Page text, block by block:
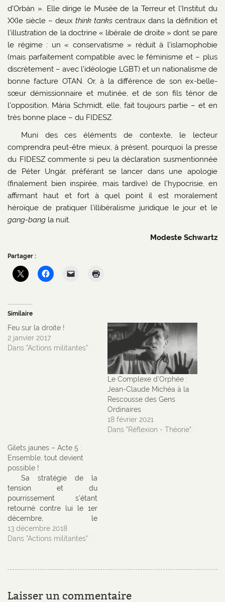
d’Orbán ». Elle dirige le Musée de la Terreur et l’Institut du
XXIe siècle – deuxthink tanks centraux dans la définition et
l’illustration de la doctrine « libérale de droite » dont se pare
le régime : un « conservatisme » réduit à l’islamophobie
(mais parfaitement compatible avec le féminisme et – plus
discrètement – avec l’idéologie LGBT) et un nationalisme de
bonne facture OTAN. Or, à la différence de son ex-belle-
sœur démissionnaire et mutinée, et de son fils ténor de
l’opposition, Mária Schmidt, elle, fait toujours partie – et en
très bonne place – du FIDESZ.
Muni des ces éléments de contexte, le lecteur
comprendra peut-être mieux, à présent, pourquoi la presse
du FIDESZ commente si peu la déclaration susmentionnée
de Péter Ungár, préférant se lancer dans une apologie
(finalement bien inspirée, mais tardive) de l’hypocrisie, en
affirmant haut et fort à quel point il est moralement
héroïque de pratiquer l’illibéralisme juridique le jour et le
gang-bang la nuit.
Modeste Schwartz
Partager :
Similaire
Feu sur la droite !
2 janvier 2017
Dans "Actions militantes"
Le Complexe d’Orphée :
Jean-Claude Michéa à la
Rescousse des Gens
Ordinaires
18 février 2021
Dans "Réflexion - Théorie"
Gilets jaunes – Acte 5 :
Ensemble, tout devient
possible !
Sa stratégie de la
tension et du
pourrissement s'étant
retourné contre lui le 1er
décembre, le
gouvernement Macron à
jeté toute ses forces dans
avons vu un système aux
manière offensive. Une
13 décembre 2018
Dans "Actions militantes"
Laisser un commentaire